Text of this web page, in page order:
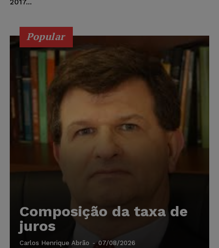
2017...
Popular
Composição da taxa de
juros
Carlos Henrique Abrão - 07/08/2026